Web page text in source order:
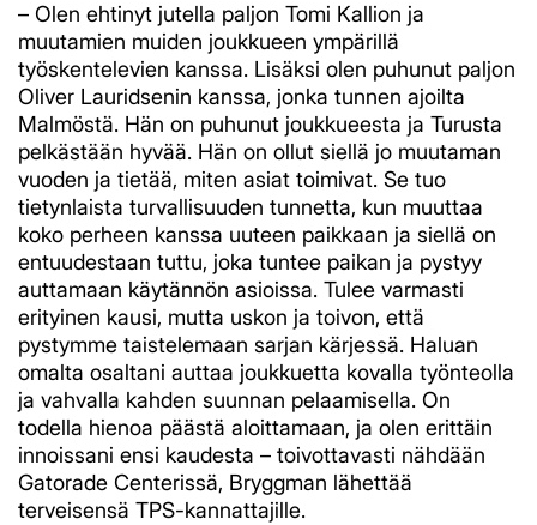
– Olen ehtinyt jutella paljon Tomi Kallion ja
muutamien muiden joukkueen ympärillä
työskentelevien kanssa. Lisäksi olen puhunut paljon
Oliver Lauridsenin kanssa, jonka tunnen ajoilta
Malmöstä. Hän on puhunut joukkueesta ja Turusta
pelkästään hyvää. Hän on ollut siellä jo muutaman
vuoden ja tietää, miten asiat toimivat. Se tuo
tietynlaista turvallisuuden tunnetta, kun muuttaa
koko perheen kanssa uuteen paikkaan ja siellä on
entuudestaan tuttu, joka tuntee paikan ja pystyy
auttamaan käytännön asioissa. Tulee varmasti
erityinen kausi, mutta uskon ja toivon, että
pystymme taistelemaan sarjan kärjessä. Haluan
omalta osaltani auttaa joukkuetta kovalla työnteolla
ja vahvalla kahden suunnan pelaamisella. On
todella hienoa päästä aloittamaan, ja olen erittäin
innoissani ensi kaudesta – toivottavasti nähdään
Gatorade Centerissä, Bryggman lähettää
terveisensä TPS-kannattajille.